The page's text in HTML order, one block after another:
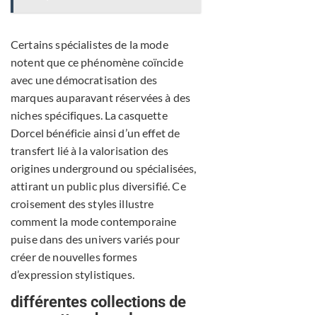
Certains spécialistes de la mode
notent que ce phénomène coïncide
avec une démocratisation des
marques auparavant réservées à des
niches spécifiques. La casquette
Dorcel bénéficie ainsi d’un effet de
transfert lié à la valorisation des
origines underground ou spécialisées,
attirant un public plus diversifié. Ce
croisement des styles illustre
comment la mode contemporaine
puise dans des univers variés pour
créer de nouvelles formes
d’expression stylistiques.
différentes collections de